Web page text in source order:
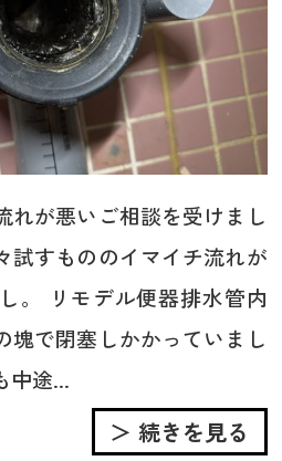
れが悪いご相談を受けまし
試すもののイマイチ流れが
。 リモデル便器排水管内
塊で閉塞しかかっていまし
中途...
＞ 続きを見る